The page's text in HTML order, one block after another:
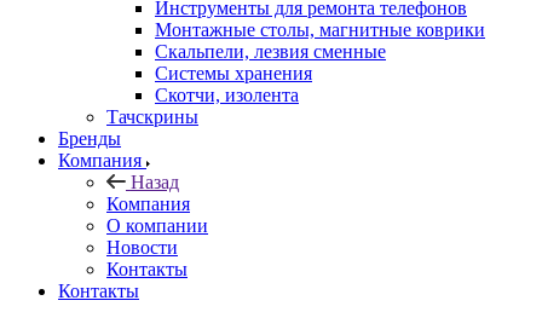
Скотчи, изолента
Тачскрины
Назад
Компания
О компании
Новости
Контакты
Контакты
Личный кабинет